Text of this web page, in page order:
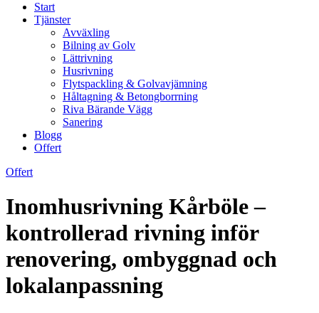
Start
Tjänster
Avväxling
Bilning av Golv
Lättrivning
Husrivning
Flytspackling & Golvavjämning
Håltagning & Betongborrning
Riva Bärande Vägg
Sanering
Blogg
Offert
Offert
Inomhusrivning Kårböle –
kontrollerad rivning inför
renovering, ombyggnad och
lokalanpassning